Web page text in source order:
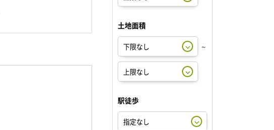
土地面積
～
駅徒歩